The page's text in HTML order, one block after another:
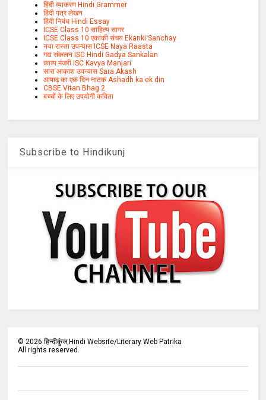
हिंदी व्याकरण Hindi Grammer
हिंदी पत्र लेखन
हिंदी निबंध Hindi Essay
ICSE Class 10 साहित्य सागर
ICSE Class 10 एकांकी संचय Ekanki Sanchay
नया रास्ता उपन्यास ICSE Naya Raasta
गद्य संकलन ISC Hindi Gadya Sankalan
काव्य मंजरी ISC Kavya Manjari
सारा आकाश उपन्यास Sara Akash
आषाढ़ का एक दिन नाटक Ashadh ka ek din
CBSE Vitan Bhag 2
बच्चों के लिए उपयोगी कविता
Subscribe to Hindikunj
©2026 हिन्दीकुंज,Hindi Website/Literary Web Patrika
All rights reserved.